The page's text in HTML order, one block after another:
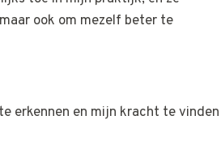
ook om mezelf beter te
erkennen en mijn kracht te vinden